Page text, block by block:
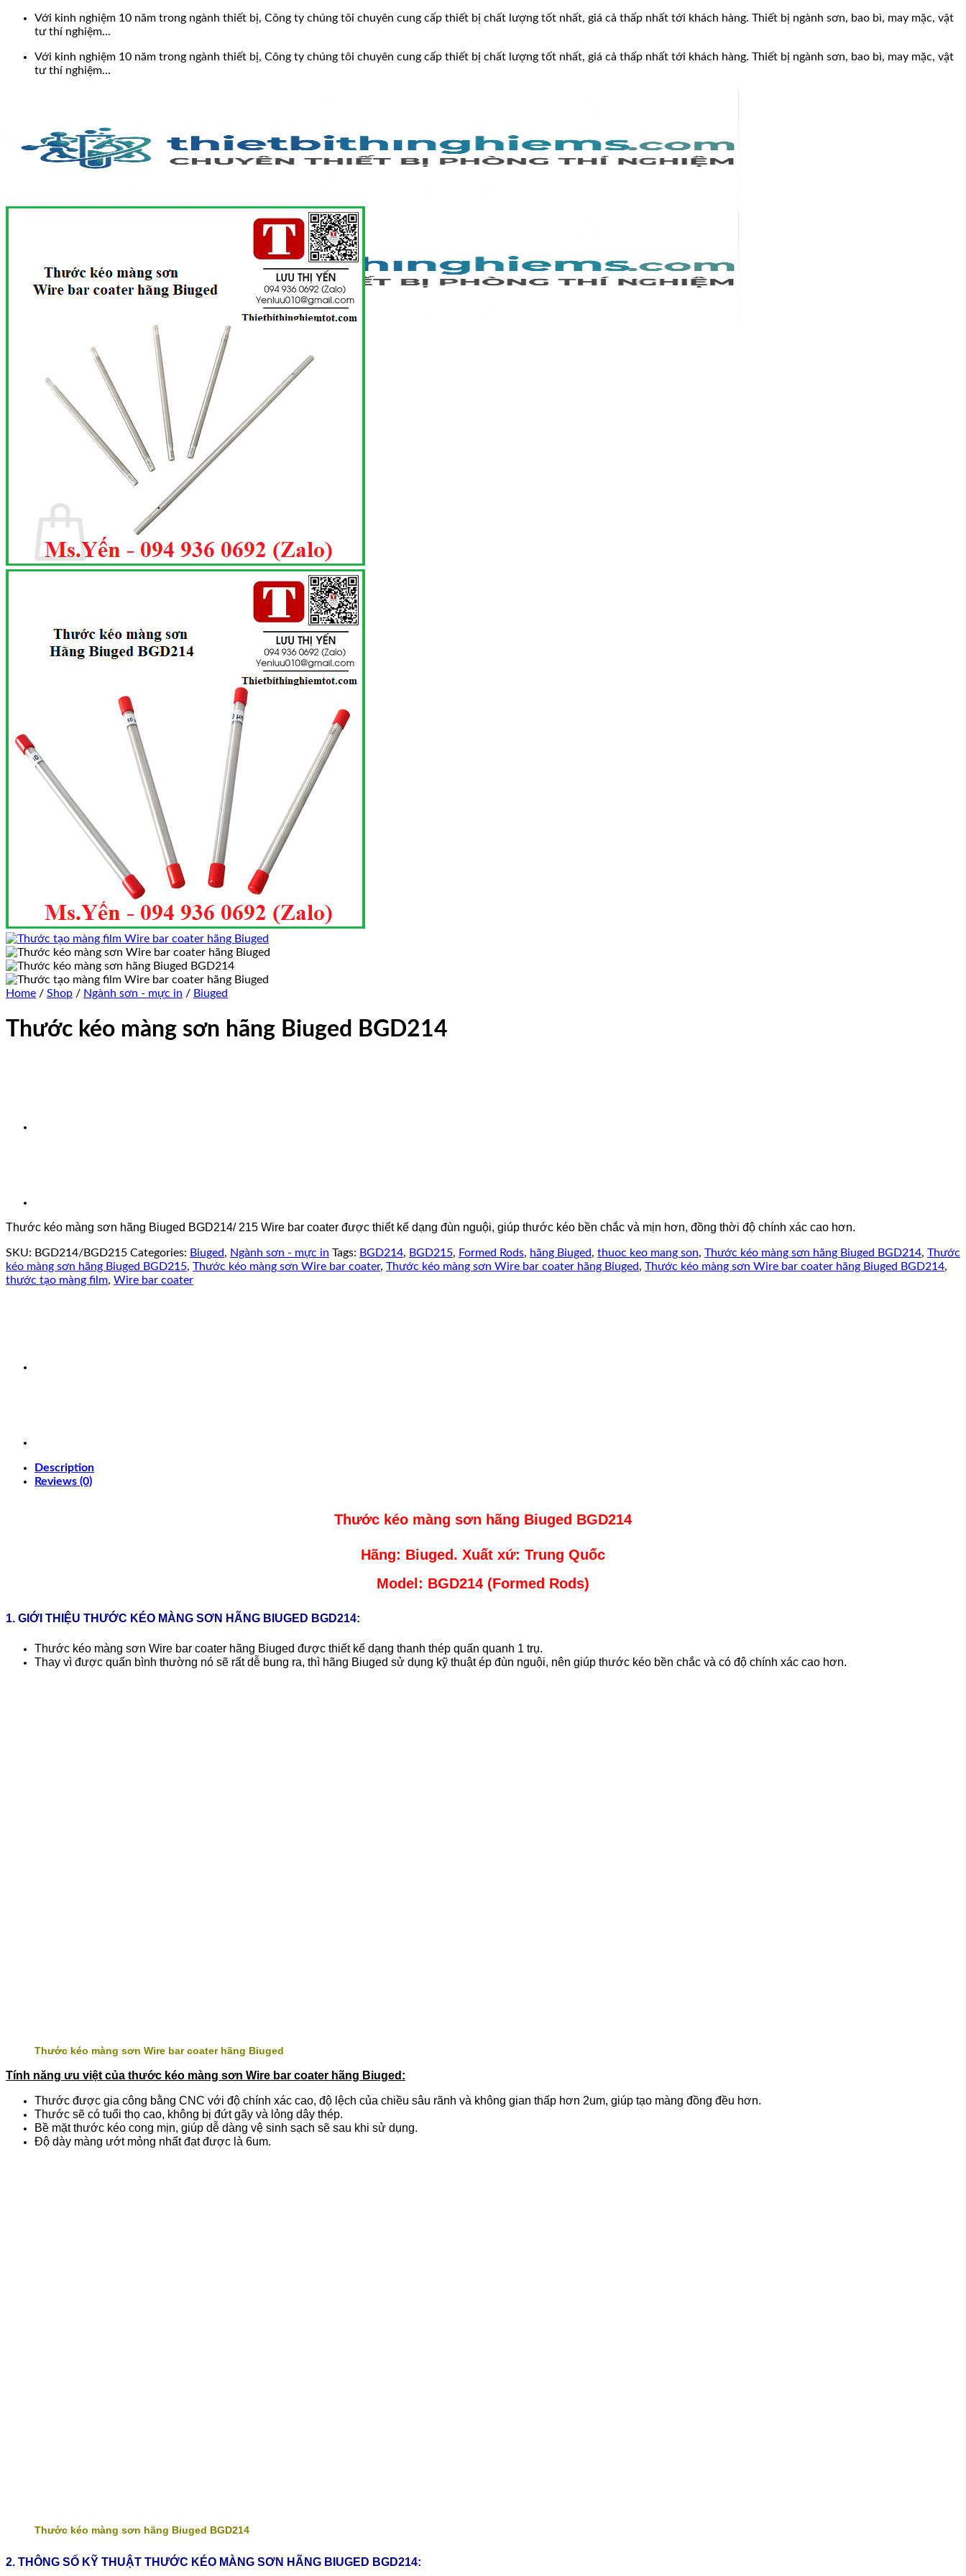
dung
Với kinh nghiệm 10 năm trong ngành thiết bị, Công ty chúng tôi chuyên cung cấp thiết bị chất lượng tốt nhất, giá cả thấp nhất tới khách hàng. Thiết bị ngành sơn, bao bì, may mặc, vật
tư thí nghiệm...
Với kinh nghiệm 10 năm trong ngành thiết bị, Công ty chúng tôi chuyên cung cấp thiết bị chất lượng tốt nhất, giá cả thấp nhất tới khách hàng. Thiết bị ngành sơn, bao bì, may mặc, vật
tư thí nghiệm...
Trang chủ
Giới thiệu
Sản phẩm
Home / Shop / Ngành sơn - mực in / Biuged
Thước kéo màng sơn hãng Biuged BGD214
Thước kéo màng sơn hãng Biuged BGD214/ 215 Wire bar coater được thiết kế dạng đùn nguội, giúp thước kéo bền chắc và mịn hơn, đồng thời độ chính xác cao hơn.
SKU: BGD214/BGD215 Categories: Biuged, Ngành sơn - mực in Tags: BGD214, BGD215, Formed Rods, hãng Biuged, thuoc keo mang son, Thước kéo màng sơn hãng Biuged BGD214, Thước
kéo màng sơn hãng Biuged BGD215, Thước kéo màng sơn Wire bar coater, Thước kéo màng sơn Wire bar coater hãng Biuged, Thước kéo màng sơn Wire bar coater hãng Biuged BGD214,
thước tạo màng film, Wire bar coater
Description
Reviews (0)
Thước kéo màng sơn hãng Biuged BGD214
Hãng: Biuged. Xuất xứ: Trung Quốc
Model: BGD214 (Formed Rods)
1. GIỚI THIỆU THƯỚC KÉO MÀNG SƠN HÃNG BIUGED BGD214:
Thước kéo màng sơn Wire bar coater hãng Biuged được thiết kế dạng thanh thép quấn quanh 1 trụ.
Thay vì được quấn bình thường nó sẽ rất dễ bung ra, thì hãng Biuged sử dụng kỹ thuật ép đùn nguội, nên giúp thước kéo bền chắc và có độ chính xác cao hơn.
Thước kéo màng sơn Wire bar coater hãng Biuged
Tính năng ưu việt của thước kéo màng sơn Wire bar coater hãng Biuged:
Thước được gia công bằng CNC với độ chính xác cao, độ lệch của chiều sâu rãnh và không gian thấp hơn 2um, giúp tạo màng đồng đều hơn.
Thước sẽ có tuổi thọ cao, không bị đứt gãy và lỏng dây thép.
Bề mặt thước kéo cong mịn, giúp dễ dàng vệ sinh sạch sẽ sau khi sử dụng.
Độ dày màng ướt mỏng nhất đạt được là 6um.
Thước kéo màng sơn hãng Biuged BGD214
2. THÔNG SỐ KỸ THUẬT THƯỚC KÉO MÀNG SƠN HÃNG BIUGED BGD214: